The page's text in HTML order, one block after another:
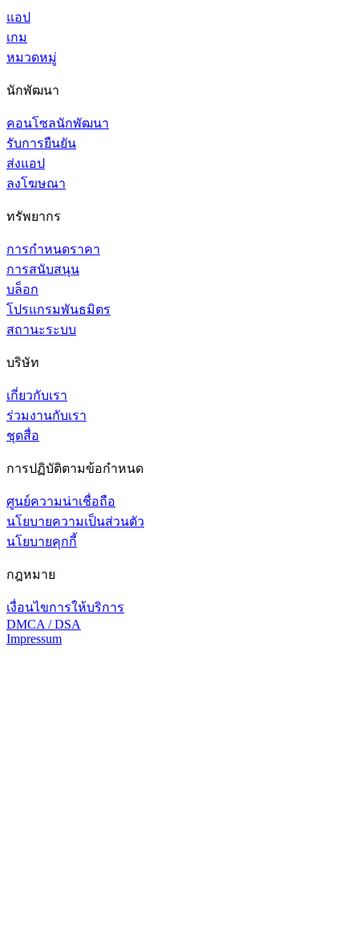
แอป
เกม
หมวดหมู่
นักพัฒนา
คอนโซลนักพัฒนา
รับการยืนยัน
ส่งแอป
ลงโฆษณา
ทรัพยากร
การกำหนดราคา
การสนับสนุน
บล็อก
โปรแกรมพันธมิตร
สถานะระบบ
บริษัท
เกี่ยวกับเรา
ร่วมงานกับเรา
ชุดสื่อ
การปฏิบัติตามข้อกำหนด
ศูนย์ความน่าเชื่อถือ
นโยบายความเป็นส่วนตัว
นโยบายคุกกี้
กฎหมาย
เงื่อนไขการให้บริการ
DMCA / DSA
Impressum